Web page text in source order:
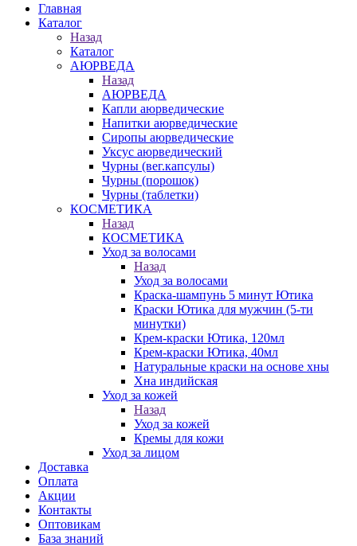
Главная
Каталог
Назад
Каталог
АЮРВЕДА
Назад
АЮРВЕДА
Капли аюрведические
Напитки аюрведические
Сиропы аюрведические
Уксус аюрведический
Чурны (вег.капсулы)
Чурны (порошок)
Чурны (таблетки)
КОСМЕТИКА
Назад
КОСМЕТИКА
Уход за волосами
Назад
Уход за волосами
Краска-шампунь 5 минут Ютика
Краски Ютика для мужчин (5-ти
минутки)
Крем-краски Ютика, 120мл
Крем-краски Ютика, 40мл
Натуральные краски на основе хны
Хна индийская
Уход за кожей
Назад
Уход за кожей
Кремы для кожи
Уход за лицом
Доставка
Оплата
Акции
Контакты
Оптовикам
База знаний